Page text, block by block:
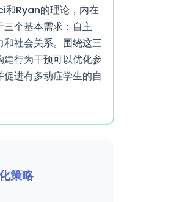
和Ryan的理论，内在
三个基本需求：自主
和社会关系。围绕这三
建行为干预可以优化参
促进有多动症学生的自
策略